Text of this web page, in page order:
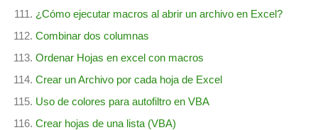
¿Cómo ejecutar macros al abrir un archivo en Excel?
Combinar dos columnas
Ordenar Hojas en excel con macros
Crear un Archivo por cada hoja de Excel
Uso de colores para autofiltro en VBA
Crear hojas de una lista (VBA)